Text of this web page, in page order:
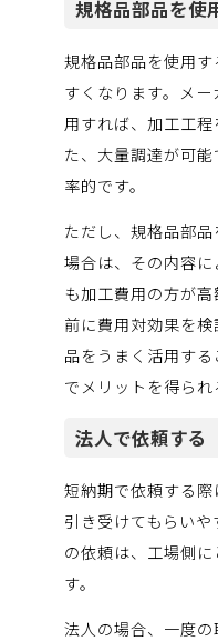
規格品部品を使
規格品部品を使用
すくなります。メ
用すれば、加工工
た、大量調達が可
率的です。
ただし、規格品部
場合は、その内容
も加工費用の方が
前に費用対効果を
品をうまく活用す
でメリットを得られ
法人で依頼する
短納期で依頼する
引き受けてもらい
の依頼は、工場側
す。
法人の場合、一度